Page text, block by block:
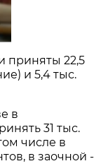
приняты 22,5
и 5,4 тыс.
в
31 тыс.
числе в
в заочной -